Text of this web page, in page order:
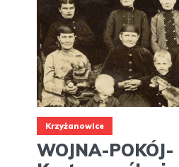
Krzyżanowice
WOJNA-POKÓJ-